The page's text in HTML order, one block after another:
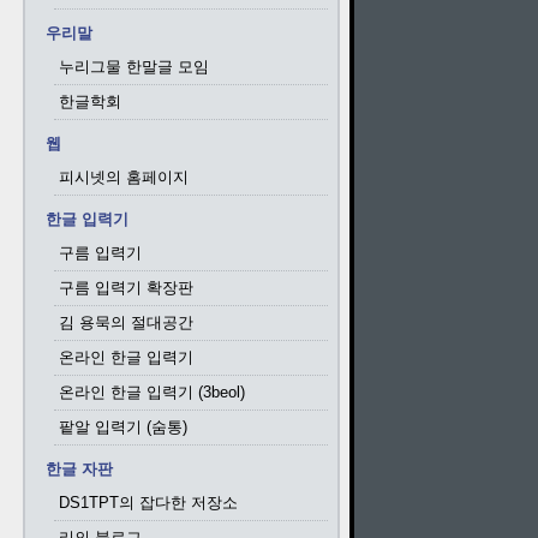
우리말
누리그물 한말글 모임
한글학회
웹
피시넷의 홈페이지
한글 입력기
구름 입력기
구름 입력기 확장판
김 용묵의 절대공간
온라인 한글 입력기
온라인 한글 입력기 (3beol)
팥알 입력기 (숨통)
한글 자판
DS1TPT의 잡다한 저장소